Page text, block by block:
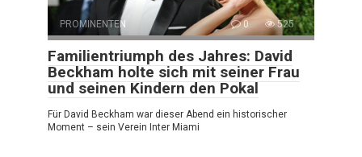
PROMINENTEN 0 525
Familientriumph des Jahres: David
Beckham holte sich mit seiner Frau
und seinen Kindern den Pokal
Für David Beckham war dieser Abend ein historischer
Moment – sein Verein Inter Miami